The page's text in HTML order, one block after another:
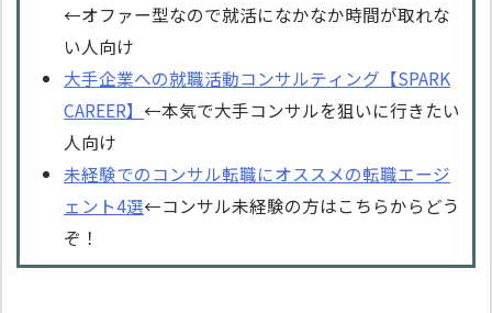
←オファー型なので就活になかなか時間が取れな
い人向け
大手企業への就職活動コンサルティング【SPARK
CAREER】 ←本気で大手コンサルを狙いに行きたい
人向け
未経験でのコンサル転職にオススメの転職エージ
ェント4選←コンサル未経験の方はこちらからどう
ぞ！